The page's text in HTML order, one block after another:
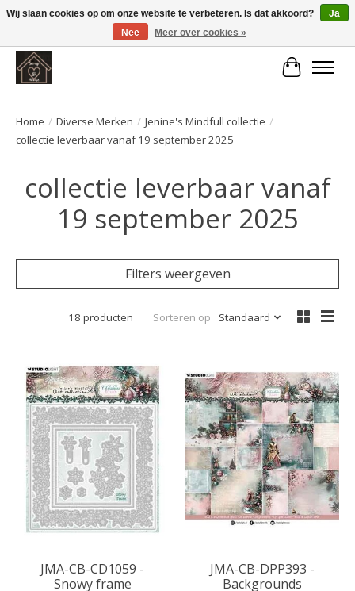
Large selection of products and fast shipping!
Home / Diverse Merken / Jenine's Mindfull collectie /
collectie leverbaar vanaf 19 september 2025
collectie leverbaar vanaf
19 september 2025
Filters weergeven
18 producten Sorteren op Standaard
JMA-CB-CD1059 -
Snowy frame
JMA-CB-DPP393 -
Backgrounds
Wij slaan cookies op om onze website te verbeteren. Is dat akkoord?
Ja
Nee
Meer over cookies »